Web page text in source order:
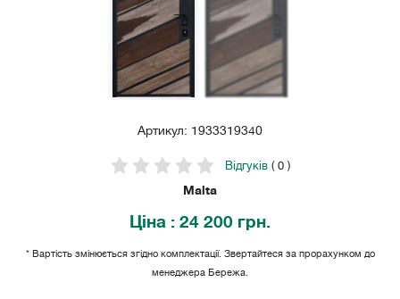
Артикул: 1933319340
Відгуків( 0 )
Malta
Ціна : 24 200 грн.
* Вартість змінюється згідно комплектації. Звертайтеся за прорахунком до
менеджера Бережа.